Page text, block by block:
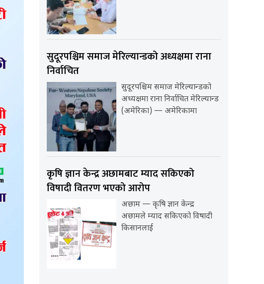
सुदूरपश्चिम समाज मेरिल्यान्डको अध्यक्षमा राना
निर्वाचित
सुदूरपश्चिम समाज मेरिल्यान्डको
अध्यक्षमा राना निर्वाचित मेरिल्यान्ड
(अमेरिका) — अमेरिकामा
कृषि ज्ञान केन्द्र अछामबाट म्याद सकिएको
विषादी वितरण भएको आरोप
अछाम — कृषि ज्ञान केन्द्र
अछामले म्याद सकिएको विषादी
किसानलाई